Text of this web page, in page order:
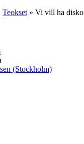
Teokset » Vi vill ha disko
(Stockholm)